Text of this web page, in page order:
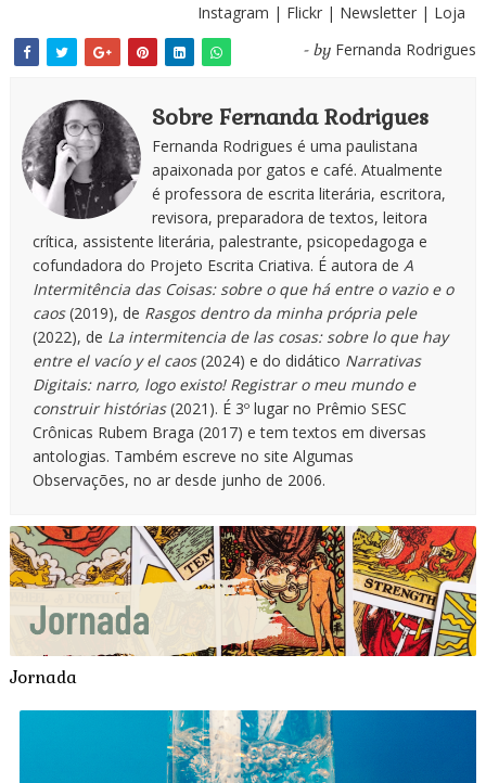
Instagram | Flickr | Newsletter | Loja
- by Fernanda Rodrigues
Sobre Fernanda Rodrigues
Fernanda Rodrigues é uma paulistana
apaixonada por gatos e café. Atualmente
é professora de escrita literária, escritora,
revisora, preparadora de textos, leitora
crítica, assistente literária, palestrante, psicopedagoga e
cofundadora do Projeto Escrita Criativa. É autora de A
Intermitência das Coisas: sobre o que há entre o vazio e o
caos(2019), de Rasgos dentro da minha própria pele
(2022), de La intermitencia de las cosas: sobre lo que hay
entre el vacío y el caos(2024) e do didático Narrativas
Digitais: narro, logo existo! Registrar o meu mundo e
construir histórias(2021). É 3º lugar no Prêmio SESC
Crônicas Rubem Braga (2017) e tem textos em diversas
antologias. Também escreve no site Algumas
Observações, no ar desde junho de 2006.
Jornada